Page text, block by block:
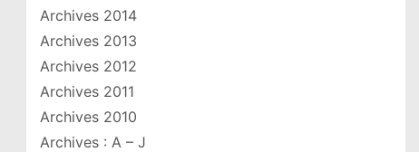
Archives 2014
Archives 2013
Archives 2012
Archives 2011
Archives 2010
Archives : A – J